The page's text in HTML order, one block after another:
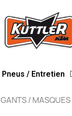
Pneus / Entretien
GANTS / MASQUES